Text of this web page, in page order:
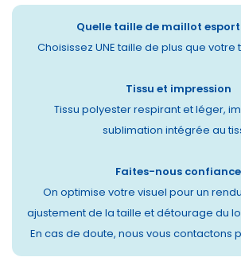
Quelle taille de maillot
Choisissez UNE taille de plus que votre
Tissu et impression
Tissu polyester respirant et léger,
sublimation intégrée au
Faites-nous confiance
On optimise votre visuel pour un
ajustement de la taille et détourage du
En cas de doute, nous vous contactons